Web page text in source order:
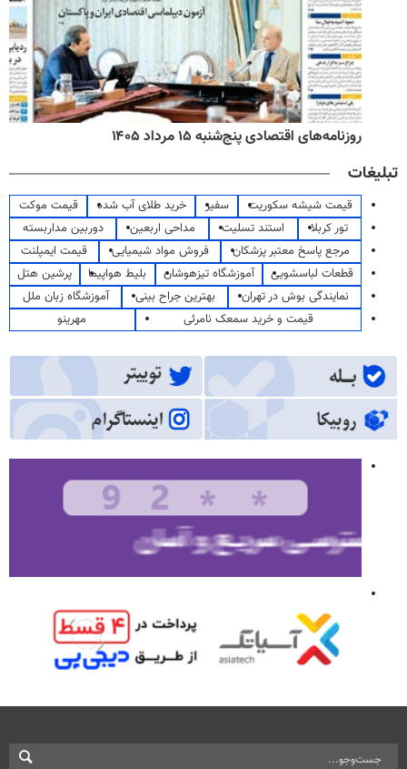
روزنامه‌های اقتصادی پنج‌شنبه ۱۵ مرداد ۱۴۰۵
تبلیغات
قیمت شیشه سکوریت سفیر خرید طلای آب شده
قیمت موکت
تور کربلا
استند تسلیت مداحی اربعین
دوربین مداربسته
مرجع پاسخ معتبر پزشکان
فروش مواد شیمیایی
قیمت ایمپلنت
قطعات لباسشویی
آموزشگاه تیزهوشان بلیط هواپیما
پرشین هتل
نمایندگی بوش در تهران
بهترین جراح بینی
آموزشگاه زبان ملل
قیمت و خرید سمعک نامرئی
مهرینو